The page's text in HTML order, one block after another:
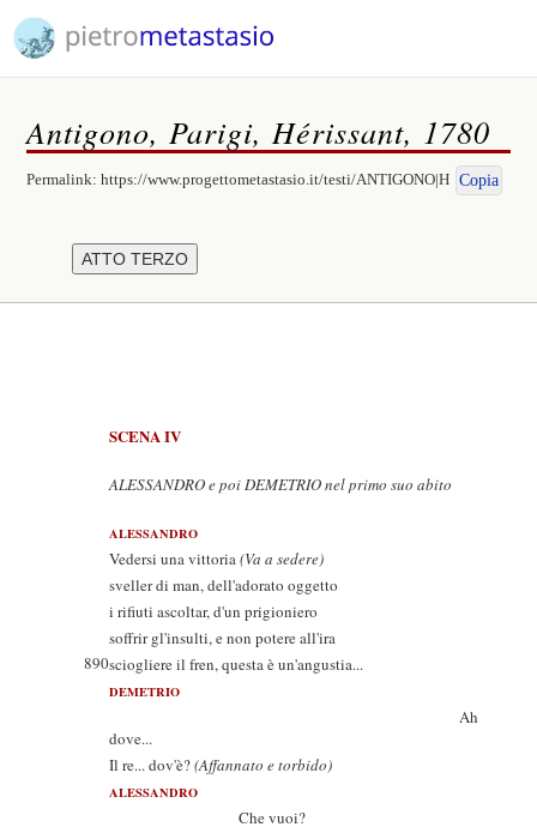
Antigono, Parigi, Hérissant, 1780
Permalink:https://www.progettometastasio.it/testi/ANTIGONO|H Copia
SCENA IV
ALESSANDRO e poi DEMETRIO nel primo suo abito
ALESSANDRO
Vedersi una vittoria(Va a sedere)
sveller di man, dell'adorato oggetto
i rifiuti ascoltar, d'un prigioniero
soffrir gl'insulti, e non potere all'ira
890sciogliere il fren, questa è un'angustia...
DEMETRIO
Ah
dove...
Il re... dov'è?(Affannato e torbido)
ALESSANDRO
Che vuoi?